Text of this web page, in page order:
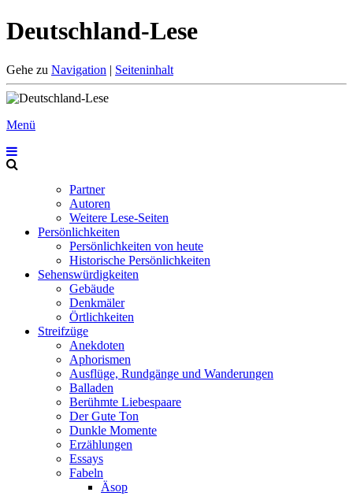
Deutschland-Lese
Gehe zu Navigation | Seiteninhalt
Menü
Partner
Autoren
Weitere Lese-Seiten
Persönlichkeiten
Persönlichkeiten von heute
Historische Persönlichkeiten
Sehenswürdigkeiten
Gebäude
Denkmäler
Örtlichkeiten
Streifzüge
Anekdoten
Aphorismen
Ausflüge, Rundgänge und Wanderungen
Balladen
Berühmte Liebespaare
Der Gute Ton
Dunkle Momente
Erzählungen
Essays
Fabeln
Äsop